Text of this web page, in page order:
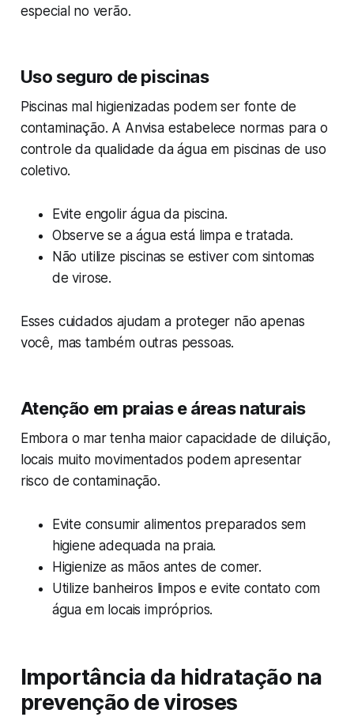
especial no verão.
Uso seguro de piscinas
Piscinas mal higienizadas podem ser fonte de
contaminação. A Anvisa estabelece normas para o
controle da qualidade da água em piscinas de uso
coletivo.
Evite engolir água da piscina.
Observe se a água está limpa e tratada.
Não utilize piscinas se estiver com sintomas
de virose.
Esses cuidados ajudam a proteger não apenas
você, mas também outras pessoas.
Atenção em praias e áreas naturais
Embora o mar tenha maior capacidade de diluição,
locais muito movimentados podem apresentar
risco de contaminação.
Evite consumir alimentos preparados sem
higiene adequada na praia.
Higienize as mãos antes de comer.
Utilize banheiros limpos e evite contato com
água em locais impróprios.
Importância da hidratação na
prevenção de viroses